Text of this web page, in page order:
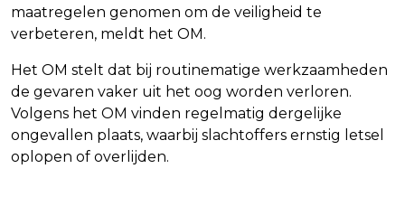
maatregelen genomen om de veiligheid te
verbeteren, meldt het OM.
Het OM stelt dat bij routinematige werkzaamheden
de gevaren vaker uit het oog worden verloren.
Volgens het OM vinden regelmatig dergelijke
ongevallen plaats, waarbij slachtoffers ernstig letsel
oplopen of overlijden.